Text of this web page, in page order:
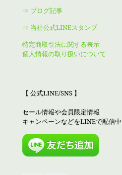
⇒ ブログ記事
⇒ 当社公式LINEスタンプ
特定商取引法に関する表示
個人情報の取り扱いについて
【 公式LINE/SNS 】
セール情報や会員限定情報
キャンペーンなどをLINEで配信中